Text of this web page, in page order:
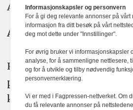
Annonse:
Abonnement:
KOM24 arbeider etter
plakatens regler for god
kan du lese mer omPFUs
Informasjonskapsler og personvern
For å gi deg relevante annonser på vårt
informasjon fra ditt besøk på vårt
deg mot dette under "Innstillinger".
For øvrig bruker vi informasjonskapsler
analyse, for å sammenligne nettlesere,
og for å utvikle og tilby nødvendig
personvernerklæring.
Vi er med i Fagpressen-nettverket. Om
du få relevante annonser på